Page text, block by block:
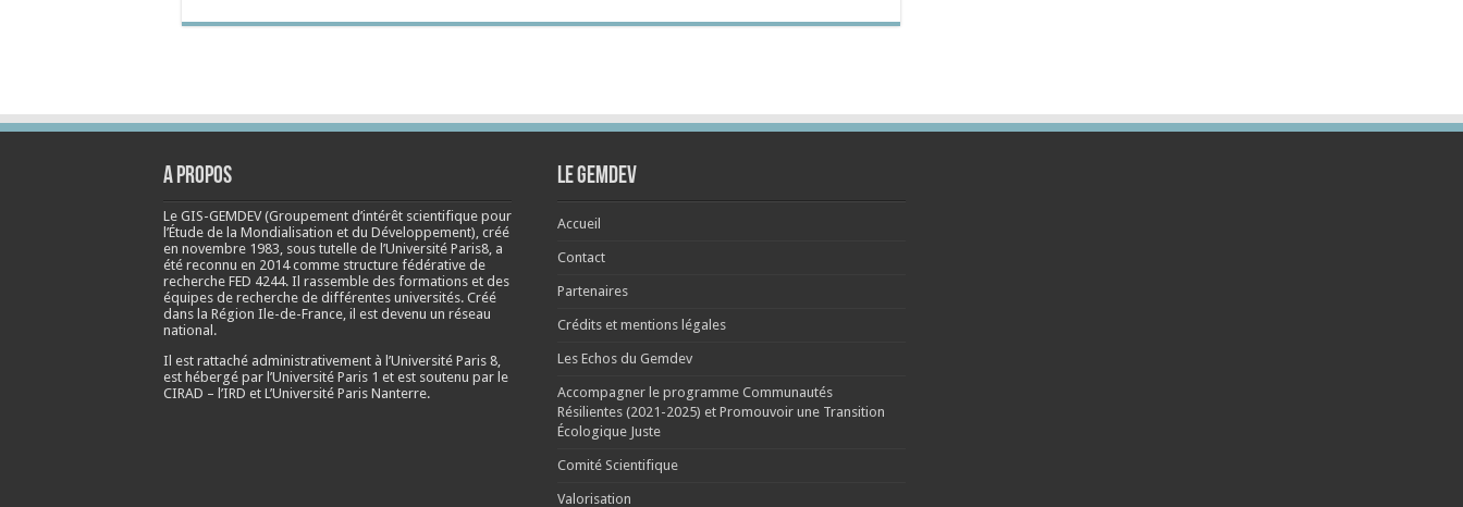
A propos
Le GIS-GEMDEV (Groupement d’intérêt scientifique pour
l’Étude de la Mondialisation et du Développement), créé
en novembre 1983 , sous tutelle de l’Université Paris8, a
été reconnu en 2014 comme structure fédérative de
recherche FED 4244. Il rassemble des formations et des
équipes de recherche de différentes universités. Créé
dans la Région Ile-de-France, il est devenu un réseau
national.
Il est rattaché administrativement à l’Université Paris 8,
est hébergé par l’Université Paris 1 et est soutenu par le
CIRAD – l’IRD et L’Université Paris Nanterre.
Le Gemdev
Accueil
Contact
Partenaires
Crédits et mentions légales
Les Echos du Gemdev
Accompagner le programme Communautés
Résilientes (2021-2025) et Promouvoir une Transition
Écologique Juste
Comité Scientifique
Valorisation